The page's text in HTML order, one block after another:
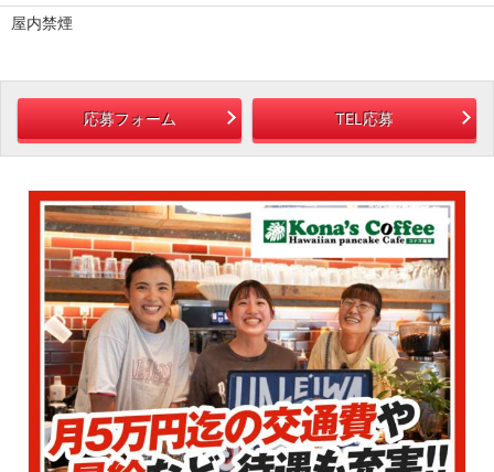
屋内禁煙
応募フォーム TEL応募